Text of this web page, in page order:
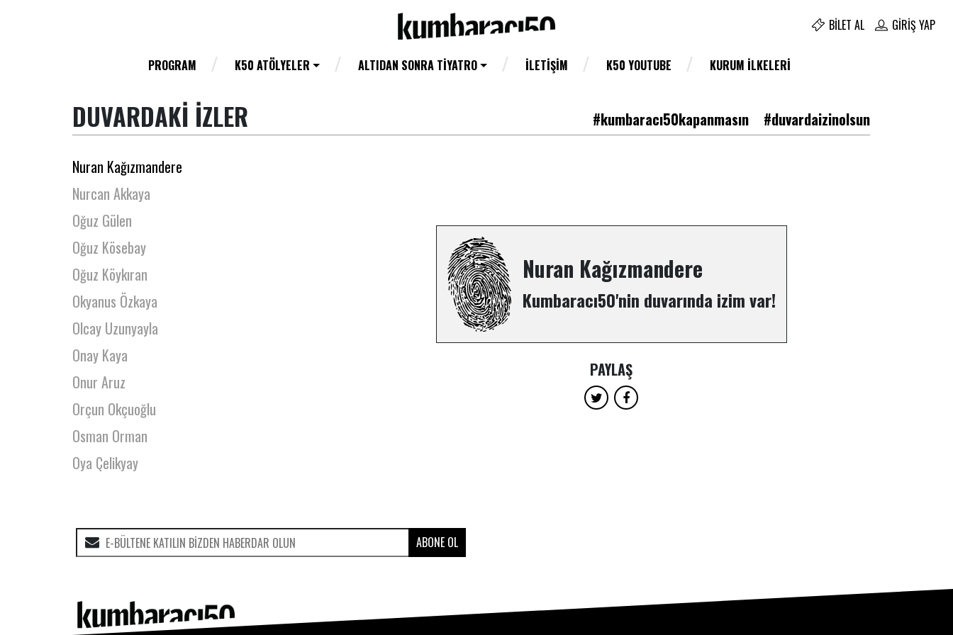
BILET AL GIRIŞ YAP
PROGRAM K50 ATÖLYELER ALTIDAN SONRA TIYATRO İLETIŞIM K50 YOUTUBE KURUM İLKELERI
DUVARDAKİ İZLER #kumbaracı50kapanmasın #duvardaizinolsun
Nur Ayvaz Çavdaroğlu
Nur Uslu
Nuran Kağızmandere
Nurcan Akkaya
Oğuz Gülen
Oğuz Kösebay
Oğuz Köykıran
Okyanus Özkaya
Olcay Uzunyayla
Onay Kaya
Onur Aruz
Orçun Okçuoğlu
Osman Orman
Oya Çelikyay
Ömer Madra
Önder Gündüz
Önder Şahinoğullarıgil
Nuran Kağızmandere
Kumbaracı50'nin duvarında izim var!
PAYLAŞ
ABONE OL